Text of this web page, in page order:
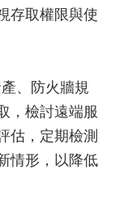
存取權限與使
、防火牆規
，檢討遠端服
估，定期檢測
情形，以降低